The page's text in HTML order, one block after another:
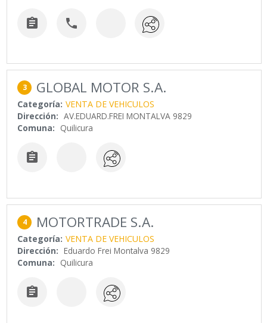
 
3 GLOBAL MOTOR S.A.
Categoría: VENTA DE VEHICULOS
Dirección: AV.EDUARD.FREI MONTALVA 9829
Comuna: Quilicura

4 MOTORTRADE S.A.
Categoría: VENTA DE VEHICULOS
Dirección: Eduardo Frei Montalva 9829
Comuna: Quilicura
